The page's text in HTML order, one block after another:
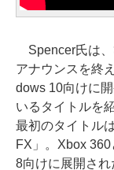
Spencer氏は、
アナウンスを終
dows 10向けに
いるタイトルを
最初のタイトル
FX」。Xbox
8向けに展開され